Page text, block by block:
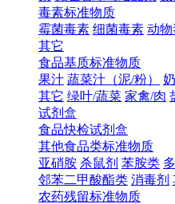
毒素标准物质
霉菌毒素 细菌毒素 动
其它
食品基质标准物质
果汁 蔬菜汁（泥/粉）
其它 绿叶/蔬菜 家禽/肉
试剂盒
食品快检试剂盒
其他食品类标准物质
亚硝胺 杀鼠剂 苯胺类
邻苯二甲酸酯类 消毒剂
农药残留标准物质